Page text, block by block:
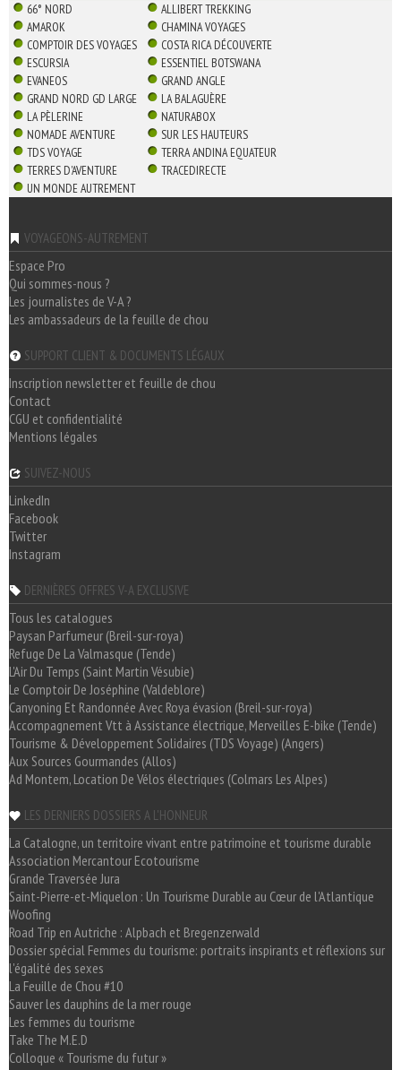
66° NORD
ALLIBERT TREKKING
AMAROK
CHAMINA VOYAGES
COMPTOIR DES VOYAGES
COSTA RICA DÉCOUVERTE
ESCURSIA
ESSENTIEL BOTSWANA
EVANEOS
GRAND ANGLE
GRAND NORD GD LARGE
LA BALAGUÈRE
LA PÈLERINE
NATURABOX
NOMADE AVENTURE
SUR LES HAUTEURS
TDS VOYAGE
TERRA ANDINA EQUATEUR
TERRES D'AVENTURE
TRACEDIRECTE
UN MONDE AUTREMENT
VOYAGEONS-AUTREMENT
Espace Pro
Qui sommes-nous ?
Les journalistes de V-A ?
Les ambassadeurs de la feuille de chou
SUPPORT CLIENT & DOCUMENTS LÉGAUX
Inscription newsletter et feuille de chou
Contact
CGU et confidentialité
Mentions légales
SUIVEZ-NOUS
LinkedIn
Facebook
Twitter
Instagram
DERNIÈRES OFFRES V-A EXCLUSIVE
Tous les catalogues
Paysan Parfumeur (Breil-sur-roya)
Refuge De La Valmasque (Tende)
L'Air Du Temps (Saint Martin Vésubie)
Le Comptoir De Joséphine (Valdeblore)
Canyoning Et Randonnée Avec Roya évasion (Breil-sur-roya)
Accompagnement Vtt à Assistance électrique, Merveilles E-bike (Tende)
Tourisme & Développement Solidaires (TDS Voyage) (Angers)
Aux Sources Gourmandes (Allos)
Ad Montem, Location De Vélos électriques (Colmars Les Alpes)
LES DERNIERS DOSSIERS A L'HONNEUR
La Catalogne, un territoire vivant entre patrimoine et tourisme durable
Association Mercantour Ecotourisme
Grande Traversée Jura
Saint-Pierre-et-Miquelon : Un Tourisme Durable au Cœur de l'Atlantique
Woofing
Road Trip en Autriche : Alpbach et Bregenzerwald
Dossier spécial Femmes du tourisme: portraits inspirants et réflexions sur
l'égalité des sexes
La Feuille de Chou #10
Sauver les dauphins de la mer rouge
Les femmes du tourisme
Take The M.E.D
Colloque « Tourisme du futur »